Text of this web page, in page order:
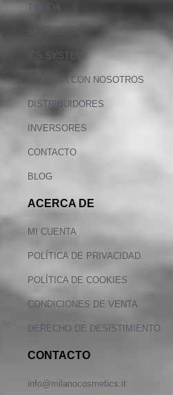
TIENDA
ICS SYSTEM
TRABAJA CON NOSOTROS
DISTRIBUIDORES
INVERSORES
CONTACTO
BLOG
ACERCA DE
MI CUENTA
POLÍTICA DE PRIVACIDAD
POLÍTICA DE COOKIES
CONDICIONES DE VENTA
DERECHO DE DESISTIMIENTO
CONTACTO
info@milanocosmetics.it